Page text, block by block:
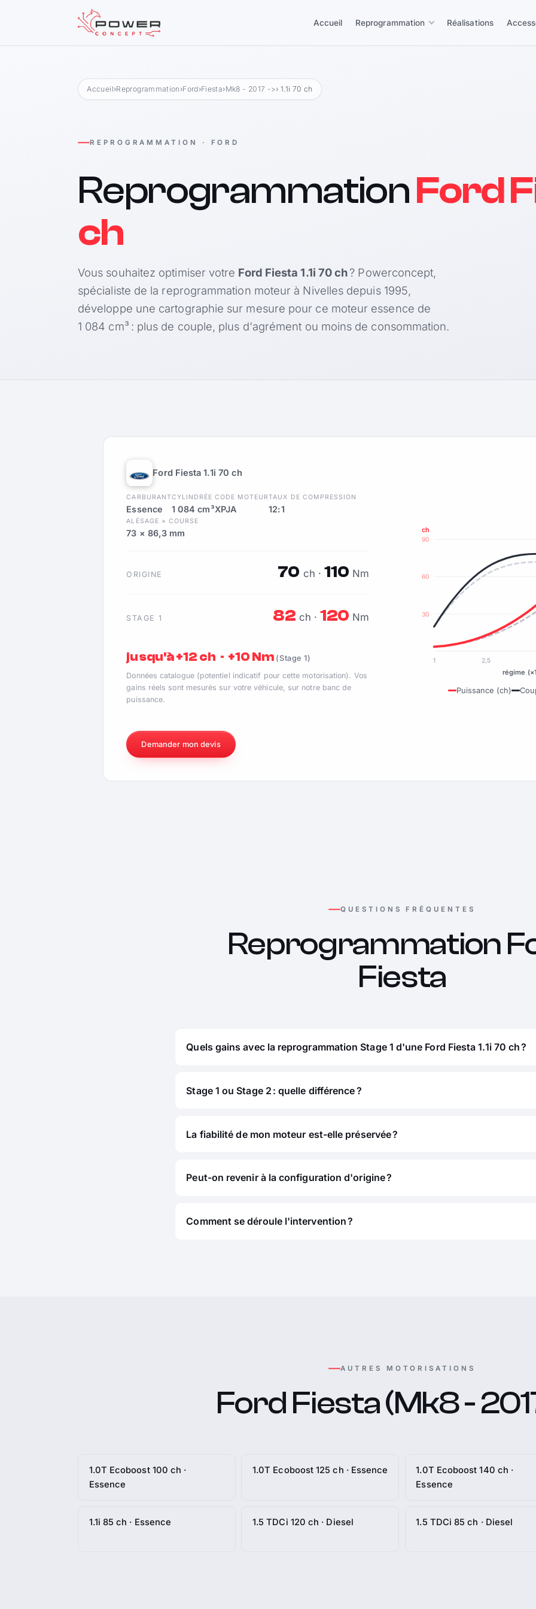
Accueil Reprogrammation Réalisations
Accueil›Reprogrammation ›Ford›Fiesta›Mk8 - 2017 ->› 1.1i 70 ch
REPROGRAMMATION · FORD
ReprogrammationFord
ch
Vous souhaitez optimiser votre Ford Fiesta 1.1i 70 ch? Powerconcept,
spécialiste de la reprogrammation moteur à Nivelles depuis 1995,
développe une cartographie sur mesure pour ce moteur essence de
1 084 cm³ : plus de couple, plus d'agrément ou moins de consommation.
Ford Fiesta 1.1i 70 ch
CARBURANT
Essence
CYLINDRÉE
1 084 cm³
CODE MOTEUR
XPJA
TAUX DE COMPRESSION
12:1
ALÉSAGE × COURSE
73 × 86,3 mm
ORIGINE 70 ch · 110 Nm
STAGE 1 82 ch ·120 Nm
jusqu'à +12 ch · +10 Nm (Stage 1)
Données catalogue (potentiel indicatif pour cette motorisation). Vos
gains réels sont mesurés sur votre véhicule, sur notre banc de
puissance.
30
60
90
ch
1 2,5
régime
Puissance (ch)
Demander mon devis
QUESTIONS FRÉQUENTES
Reprogrammation
Fiesta
Quels gains avec la reprogrammation Stage 1 d'une Ford Fiesta 1.1i 70 ch ?
Stage 1 ou Stage 2 : quelle différence ?
La fiabilité de mon moteur est-elle préservée ?
Peut-on revenir à la configuration d'origine ?
Comment se déroule l'intervention ?
AUTRES MOTORISATIONS
Ford Fiesta (Mk8 -
1.0T Ecoboost 100 ch ·
Essence
1.0T Ecoboost 125 ch · Essence
1.0T Ecoboost 140 ch ·
Essence
1.1i 85 ch · Essence 1.5 TDCi 120 ch · Diesel 1.5 TDCi 85 ch · Diesel